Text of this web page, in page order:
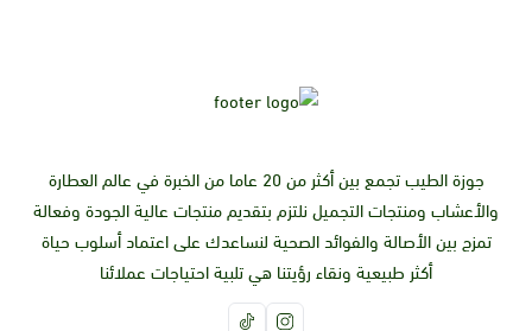
جوزة الطيب تجمع بين أكثر من 20 عاما من الخبرة في عالم العطارة
والأعشاب ومنتجات التجميل نلتزم بتقديم منتجات عالية الجودة وفعالة
تمزج بين الأصالة والفوائد الصحية لنساعدك على اعتماد أسلوب حياة
أكثر طبيعية ونقاء رؤيتنا هي تلبية احتياجات عملائنا